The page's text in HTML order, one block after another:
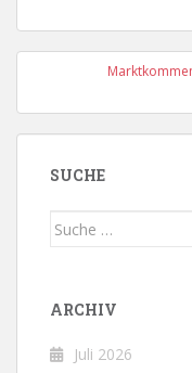
SUCHE
Suche
ARCHIV
Juli 2026